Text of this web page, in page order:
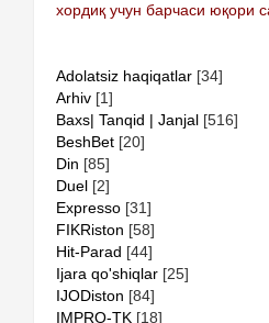
хордиқ учун барчаси юқори
Adolatsiz haqiqatlar [34]
Arhiv [1]
Baxs| Tanqid | Janjal [516]
BeshBet [20]
Din [85]
Duel [2]
Expresso [31]
FIKRiston [58]
Hit-Parad [44]
Ijara qo'shiqlar [25]
IJODiston [84]
IMPRO-TK [18]